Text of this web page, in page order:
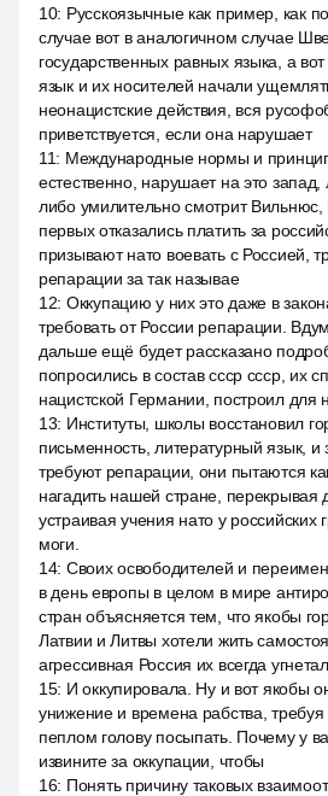
10: Русскоязычные как пример, как
случае вот в аналогичном случае
государственных равных языка, а
язык и их носителей начали
неонацистские действия, вся
приветствуется, если она нарушает
11: Международные нормы и
естественно, нарушает на это запад,
либо умилительно смотрит Вильнюс,
первых отказались платить за
призывают нато воевать с Россией,
репарации за так называе
12: Оккупацию у них это даже в
требовать от России репарации.
дальше ещё будет рассказано
попросились в состав ссср ссср, их
нацистской Германии, построил для
13: Институты, школы восстановил
письменность, литературный язык, и
требуют репарации, они пытаются
нагадить нашей стране, перекрывая
устраивая учения нато у
моги.
14: Своих освободителей и
в день европы в целом в мире
стран объясняется тем, что якобы
Латвии и Литвы хотели жить
агрессивная Россия их всегда
15: И оккупировала. Ну и вот якобы
унижение и времена рабства, требуя
пеплом голову посыпать. Почему у
извините за оккупации, чтобы
16: Понять причину таковых